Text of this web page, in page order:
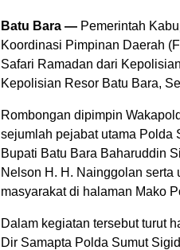
Batu Bara — Pemerintah
Koordinasi Pimpinan Daerah
Safari Ramadan dari
Kepolisian Resor Batu Bara,
Rombongan dipimpin
sejumlah pejabat utama Polda
Bupati Batu Bara Baharuddin
Nelson H. H. Nainggolan serta
masyarakat di halaman Mako
Dalam kegiatan tersebut turut
Dir Samapta Polda Sumut